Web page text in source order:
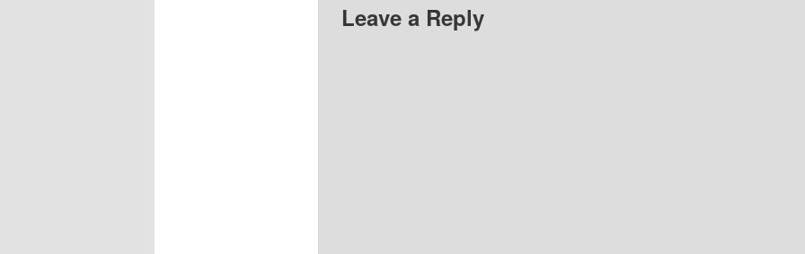
Leave a Reply